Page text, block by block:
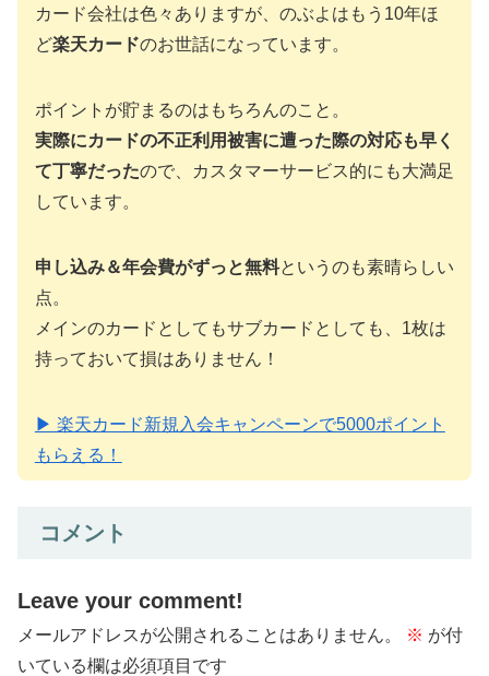
カード会社は色々ありますが、のぶよはもう10年ほ
ど楽天カードのお世話になっています。
ポイントが貯まるのはもちろんのこと。
実際にカードの不正利用被害に遭った際の対応も早く
て丁寧だったので、カスタマーサービス的にも大満足
しています。
申し込み＆年会費がずっと無料というのも素晴らしい
点。
メインのカードとしてもサブカードとしても、1枚は
持っておいて損はありません！
▶ 楽天カード新規入会キャンペーンで5000ポイント
もらえる！
コメント
Leave your comment!
メールアドレスが公開されることはありません。 ※ が付
いている欄は必須項目です